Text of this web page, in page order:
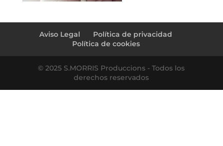
Aviso Legal
Política de privacidad
Política de cookies
© 2025 S.MORRIS Produccions - Todos los
derechos reservados